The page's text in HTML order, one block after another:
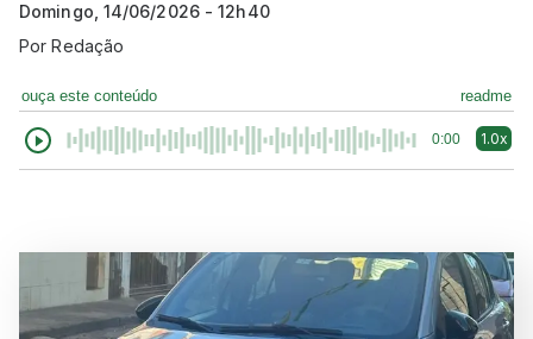
Domingo, 14/06/2026 - 12h40
PorRedação
ouça este conteúdo readme
0:00 1.0x